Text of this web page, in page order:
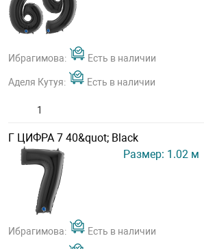
Ибрагимова: Есть в наличии
Аделя Кутуя: Есть в наличии
Г ЦИФРА 7 40&quot; Black
Размер: 1.02 м
Ибрагимова: Есть в наличии